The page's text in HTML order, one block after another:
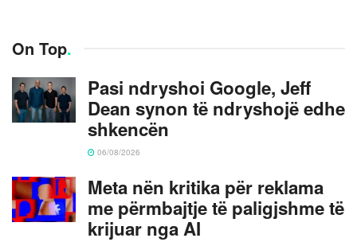
On Top.
Pasi ndryshoi Google, Jeff
Dean synon të ndryshojë edhe
shkencën
06/08/2026
Meta nën kritika për reklama
me përmbajtje të paligjshme të
krijuar nga AI